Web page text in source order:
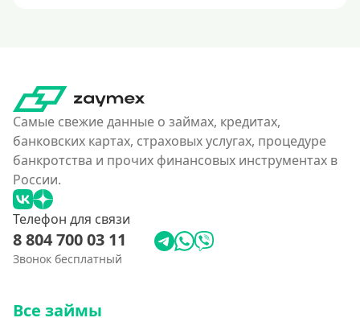
Самые свежие данные о займах, кредитах,
банковских картах, страховых услугах, процедуре
банкротства и прочих финансовых инструментах в
России.
Телефон для связи
8 804 700 03 11
Звонок бесплатный
Все займы